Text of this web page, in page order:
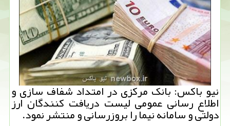
نیو باکس: بانک مرکزی در امتداد شفاف سازی و
اطلاع رسانی عمومی لیست دریافت کنندگان ارز
دولتی و سامانه نیما را بروزرسانی و منتشر نمود.